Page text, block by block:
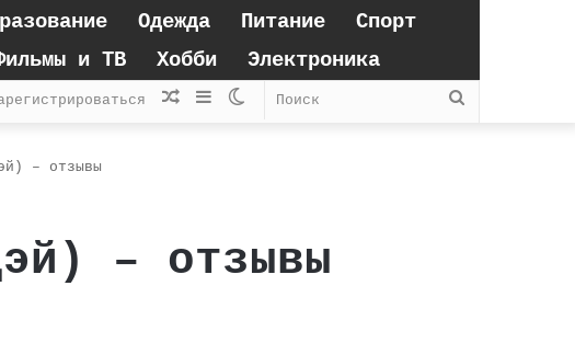
Одежда Питание
Спорт
и ТВ Хобби Электроника
Поиск
Switch
Sidebar
Случайная
– отзывы
– отзывы